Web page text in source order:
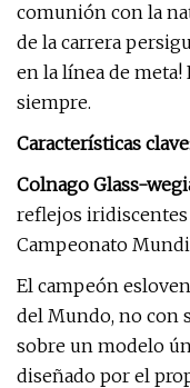
comunión con la
de la carrera
en la línea de meta!
siempre.
Características
Colnago Glass-
reflejos iridiscentes
Campeonato
El campeón
del Mundo, no con
sobre un modelo
diseñado por el